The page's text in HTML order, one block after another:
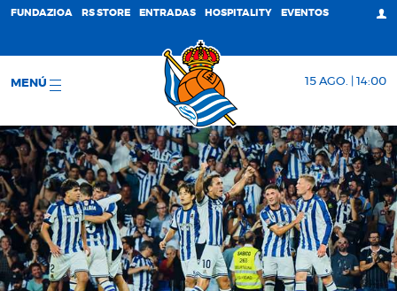
FUNDAZIOA RS STORE ENTRADAS HOSPITALITY EVENTOS
MENÚ 15 AGO. | 14:00